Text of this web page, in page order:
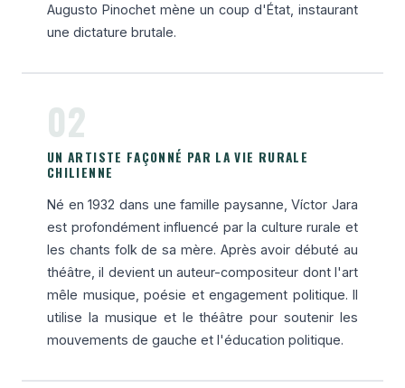
Augusto Pinochet mène un coup d'État, instaurant
une dictature brutale.
02
UN ARTISTE FAÇONNÉ PAR LA VIE RURALE
CHILIENNE
Né en 1932 dans une famille paysanne, Víctor Jara
est profondément influencé par la culture rurale et
les chants folk de sa mère. Après avoir débuté au
théâtre, il devient un auteur-compositeur dont l'art
mêle musique, poésie et engagement politique. Il
utilise la musique et le théâtre pour soutenir les
mouvements de gauche et l'éducation politique.